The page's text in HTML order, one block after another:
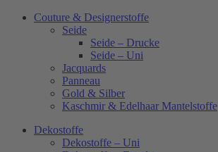
Couture & Designerstoffe
Seide
Seide – Drucke
Seide – Uni
Jacquards
Panneau
Gold & Silber
Kaschmir & Edelhaar Mantelstoffe
Dekostoffe
Dekostoffe – Uni